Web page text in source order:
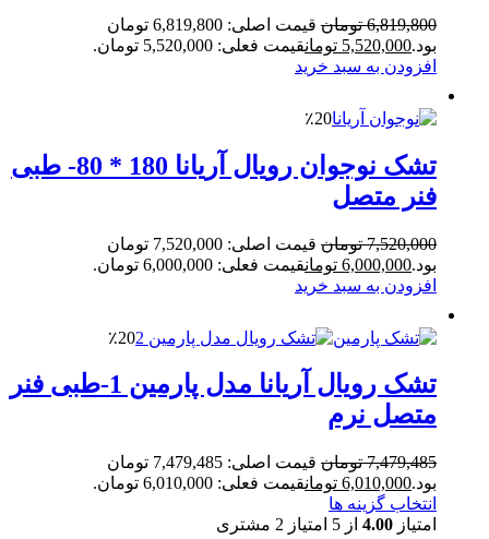
6,819,800 تومان
قیمت اصلی: 6,819,800 تومان
بود.5,520,000 تومانقیمت فعلی: 5,520,000 تومان.
افزودن به سبد خرید
٪20
تشک نوجوان رویال آریانا 180 * 80- طبی
فنر متصل
7,520,000 تومان
قیمت اصلی: 7,520,000 تومان
بود.6,000,000 تومانقیمت فعلی: 6,000,000 تومان.
افزودن به سبد خرید
٪20
تشک رویال آریانا مدل پارمین 1-طبی فنر
متصل نرم
7,479,485 تومان
قیمت اصلی: 7,479,485 تومان
بود.6,010,000 تومانقیمت فعلی: 6,010,000 تومان.
انتخاب گزینه ها
امتیاز 4.00 از 5 امتیاز 2 مشتری